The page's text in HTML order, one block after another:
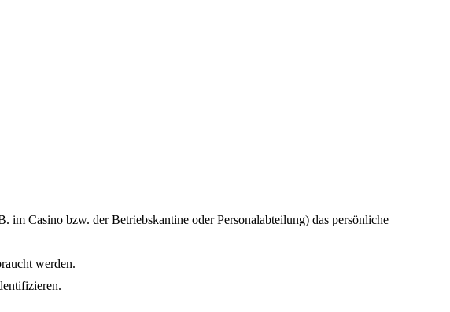
Casino bzw. der Betriebskantine oder Personalabteilung) das persönliche
werden.